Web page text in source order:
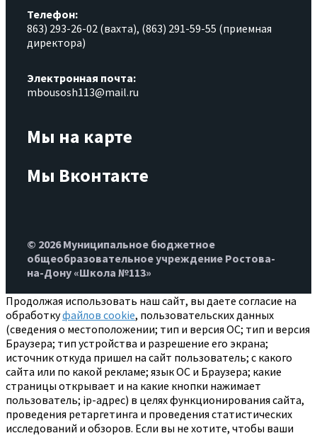
Телефон:
863) 293-26-02 (вахта), (863) 291-59-55 (приемная
директора)
Электронная почта:
mbousosh113@mail.ru
Мы на карте
Мы Вконтакте
© 2026 Муниципальное бюджетное
общеобразовательное учреждение Ростова-
на-Дону «Школа №113»
Продолжая использовать наш сайт, вы даете согласие на
обработкуфайлов cookie, пользовательских данных
(сведения о местоположении; тип и версия ОС; тип и версия
Браузера; тип устройства и разрешение его экрана;
источник откуда пришел на сайт пользователь; с какого
сайта или по какой рекламе; язык ОС и Браузера; какие
страницы открывает и на какие кнопки нажимает
пользователь; ip-адрес) в целях функционирования сайта,
проведения ретаргетинга и проведения статистических
исследований и обзоров. Если вы не хотите, чтобы ваши